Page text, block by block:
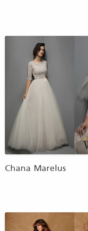
Chana Marelus